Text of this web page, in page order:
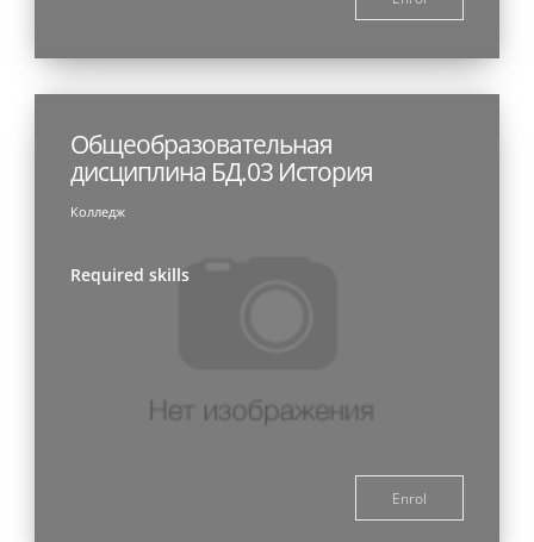
Общеобразовательная
дисциплина БД.03 История
Колледж
Required skills
Enrol